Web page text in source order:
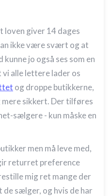
giver 14 dages
ikke være svært og at
jo også ses som en
alle lettere lader os
og droppe butikkerne,
sikkert. Der tilføres
sælgere - kun måske en
men må leve med,
returret preference
mig ret mange der
de sælger, og hvis de har